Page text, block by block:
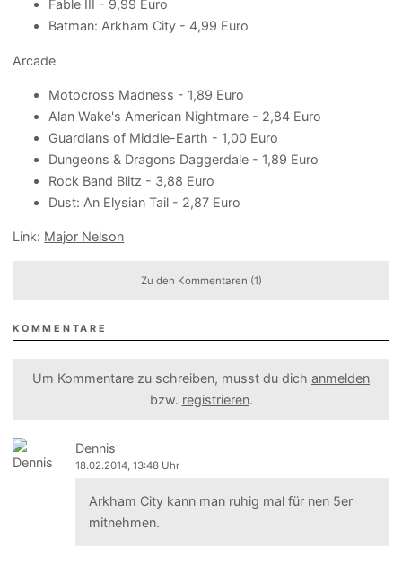
Fable III - 9,99 Euro
Batman: Arkham City - 4,99 Euro
Arcade
Motocross Madness - 1,89 Euro
Alan Wake's American Nightmare - 2,84 Euro
Guardians of Middle-Earth - 1,00 Euro
Dungeons & Dragons Daggerdale - 1,89 Euro
Rock Band Blitz - 3,88 Euro
Dust: An Elysian Tail - 2,87 Euro
Link: Major Nelson
Zu den Kommentaren (1)
KOMMENTARE
Um Kommentare zu schreiben, musst du dich anmelden
bzw. registrieren.
Dennis
18.02.2014, 13:48 Uhr
Arkham City kann man ruhig mal für nen 5er
mitnehmen.